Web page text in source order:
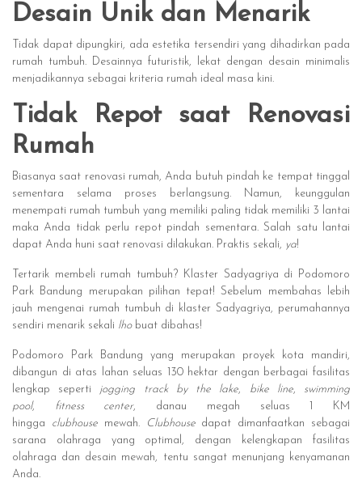
Desain Unik dan Menarik
Tidak dapat dipungkiri, ada estetika tersendiri yang dihadirkan pada
rumah tumbuh. Desainnya futuristik, lekat dengan desain minimalis
menjadikannya sebagai kriteria rumah ideal masa kini.
Tidak Repot saat Renovasi
Rumah
Biasanya saat renovasi rumah, Anda butuh pindah ke tempat tinggal
sementara selama proses berlangsung. Namun, keunggulan
menempati rumah tumbuh yang memiliki paling tidak memiliki 3 lantai
maka Anda tidak perlu repot pindah sementara. Salah satu lantai
dapat Anda huni saat renovasi dilakukan. Praktis sekali, ya!
Tertarik membeli rumah tumbuh? Klaster Sadyagriya di Podomoro
Park Bandung merupakan pilihan tepat! Sebelum membahas lebih
jauh mengenai rumah tumbuh di klaster Sadyagriya, perumahannya
sendiri menarik sekali lho buat dibahas!
Podomoro Park Bandung yang merupakan proyek kota mandiri,
dibangun di atas lahan seluas 130 hektar dengan berbagai fasilitas
lengkap seperti jogging track by the lake, bike line, swimming
pool, fitness center, danau megah seluas 1 KM
hingga clubhouse mewah. Clubhouse dapat dimanfaatkan sebagai
sarana olahraga yang optimal, dengan kelengkapan fasilitas
olahraga dan desain mewah, tentu sangat menunjang kenyamanan
Anda.